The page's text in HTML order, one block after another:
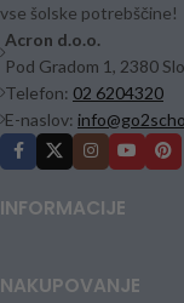
vse šolske potrebščine!
Acron d.o.o.
Pod Gradom 1, 2380
Telefon: 02 6204320
E-naslov:
INFORMACIJE
NAKUPOVANJE